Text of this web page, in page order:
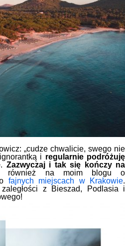
„cudze chwalicie, swego nie
i regularnie podróżuję
. Zazwyczaj i tak się kończy na
również na moim blogu o
fajnych miejscach w Krakowie.
z Bieszad, Podlasia i